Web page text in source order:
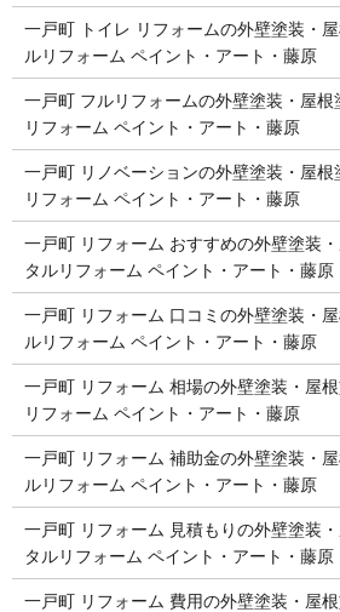
一戸町 トイレ リフォームの外壁塗装・
ルリフォーム ペイント・アート・藤原
一戸町 フルリフォームの外壁塗装・屋
リフォーム ペイント・アート・藤原
一戸町 リノベーションの外壁塗装・屋
リフォーム ペイント・アート・藤原
一戸町 リフォーム おすすめの外壁塗装
タルリフォーム ペイント・アート・藤原
一戸町 リフォーム 口コミの外壁塗装・
ルリフォーム ペイント・アート・藤原
一戸町 リフォーム 相場の外壁塗装・屋
リフォーム ペイント・アート・藤原
一戸町 リフォーム 補助金の外壁塗装・
ルリフォーム ペイント・アート・藤原
一戸町 リフォーム 見積もりの外壁塗装
タルリフォーム ペイント・アート・藤原
一戸町 リフォーム 費用の外壁塗装・屋